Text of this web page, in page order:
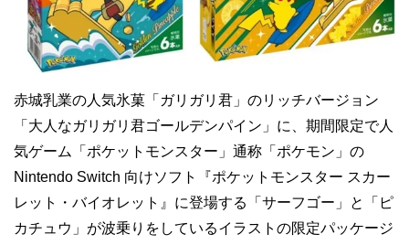
赤城乳業の人気氷菓「ガリガリ君」のリッチバージョン
「大人なガリガリ君ゴールデンパイン」に、期間限定で人
気ゲーム「ポケットモンスター」通称「ポケモン」の
Nintendo Switch 向けソフト『ポケットモンスター スカー
レット・バイオレット』に登場する「サーフゴー」と「ピ
カチュウ」が波乗りをしているイラストの限定パッケージ